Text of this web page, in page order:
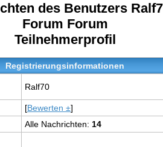
des Benutzers
Forum Forum
Teilnehmerprofil
Registrierungsinformationen
Ralf70
[Bewerten ±]
Alle Nachrichten: 14